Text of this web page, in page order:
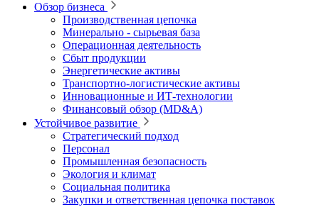
Обзор бизнеса
Производственная цепочка
Минерально ‑ сырьевая база
Операционная деятельность
Сбыт продукции
Энергетические активы
Транспортно-логистические активы
Инновационные и ИТ‑технологии
Финансовый обзор (MD&A)
Устойчивое развитие
Стратегический подход
Персонал
Промышленная безопасность
Экология и климат
Социальная политика
Закупки и ответственная цепочка поставок